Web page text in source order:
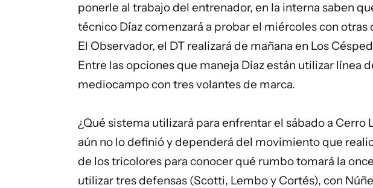
ponerle al trabajo del entrenador, en la interna saben
técnico Díaz comenzará a probar el miércoles con
El Observador, el DT realizará de mañana en Los
Entre las opciones que maneja Díaz están utilizar línea
mediocampo con tres volantes de marca.
¿Qué sistema utilizará para enfrentar el sábado a Cerro
aún no lo definió y dependerá del movimiento que
de los tricolores para conocer qué rumbo tomará la
utilizar tres defensas (Scotti, Lembo y Cortés), con